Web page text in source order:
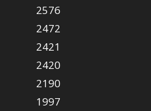
2576
2472
2421
2420
2190
1997